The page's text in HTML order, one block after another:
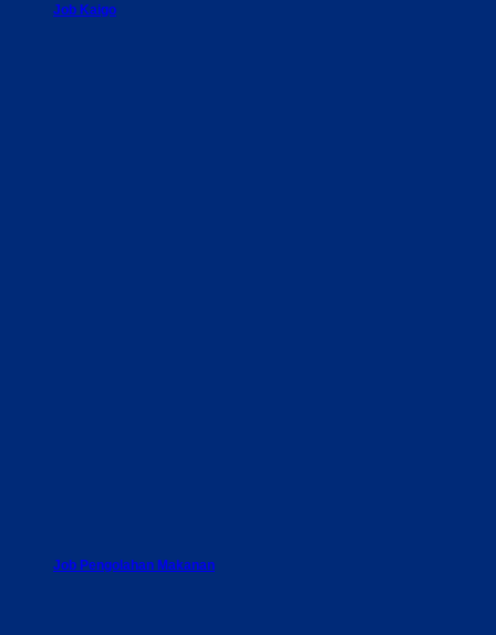
Job Kaigo
Job Pengolahan Makanan